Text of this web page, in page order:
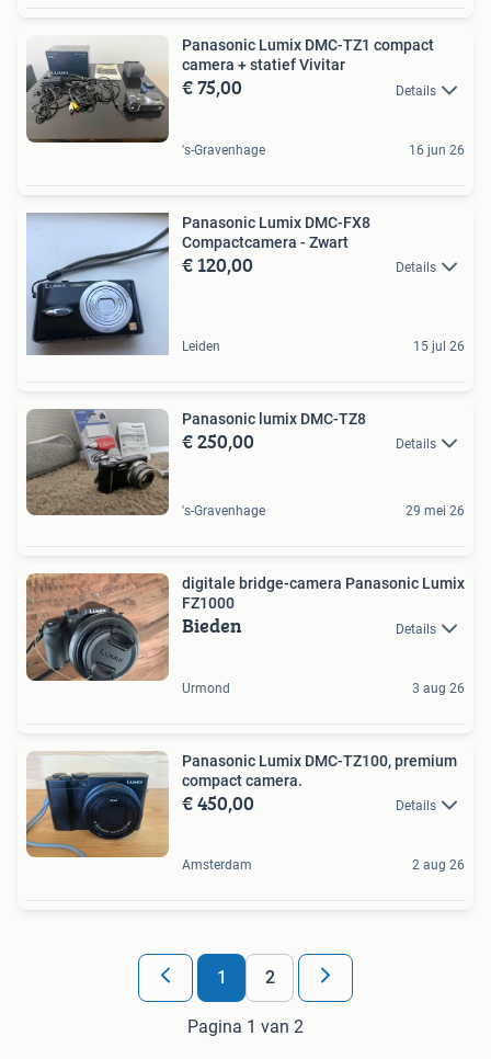
Panasonic Lumix DMC-TZ1 compact
camera + statief Vivitar
€ 75,00 Details
's-Gravenhage 16 jun 26
Panasonic Lumix DMC-FX8
Compactcamera - Zwart
€ 120,00 Details
Leiden 15 jul 26
Panasonic lumix DMC-TZ8
€ 250,00 Details
's-Gravenhage 29 mei 26
digitale bridge-camera Panasonic Lumix
FZ1000
Bieden Details
Urmond 3 aug 26
Panasonic Lumix DMC-TZ100, premium
compact camera.
€ 450,00 Details
Amsterdam 2 aug 26
1 2
Pagina 1 van 2